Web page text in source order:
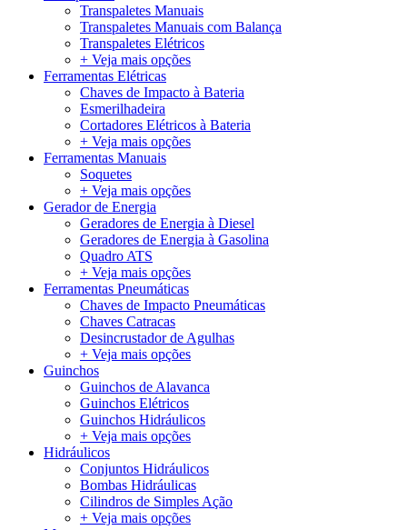
Transpaletes Manuais
Transpaletes Manuais com Balança
Transpaletes Elétricos
+ Veja mais opções
Ferramentas Elétricas
Chaves de Impacto à Bateria
Esmerilhadeira
Cortadores Elétricos à Bateria
+ Veja mais opções
Ferramentas Manuais
Soquetes
+ Veja mais opções
Gerador de Energia
Geradores de Energia à Diesel
Geradores de Energia à Gasolina
Quadro ATS
+ Veja mais opções
Ferramentas Pneumáticas
Chaves de Impacto Pneumáticas
Chaves Catracas
Desincrustador de Agulhas
+ Veja mais opções
Guinchos
Guinchos de Alavanca
Guinchos Elétricos
Guinchos Hidráulicos
+ Veja mais opções
Hidráulicos
Conjuntos Hidráulicos
Bombas Hidráulicas
Cilindros de Simples Ação
+ Veja mais opções